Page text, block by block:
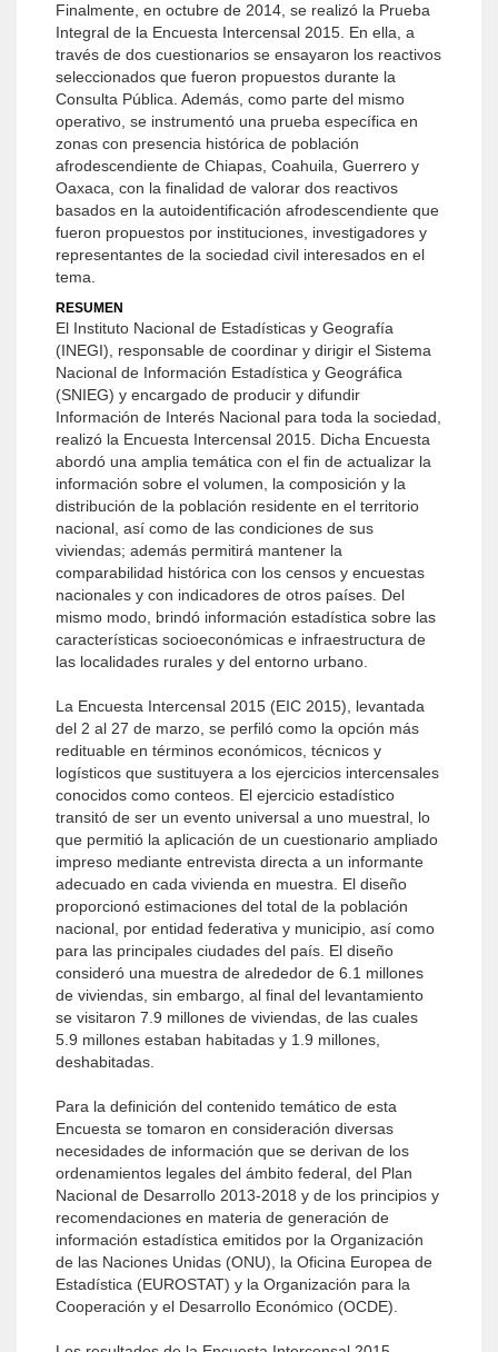
Finalmente, en octubre de 2014, se realizó la Prueba
Integral de la Encuesta Intercensal 2015. En ella, a
través de dos cuestionarios se ensayaron los reactivos
seleccionados que fueron propuestos durante la
Consulta Pública. Además, como parte del mismo
operativo, se instrumentó una prueba específica en
zonas con presencia histórica de población
afrodescendiente de Chiapas, Coahuila, Guerrero y
Oaxaca, con la finalidad de valorar dos reactivos
basados en la autoidentificación afrodescendiente que
fueron propuestos por instituciones, investigadores y
representantes de la sociedad civil interesados en el
tema.
RESUMEN
El Instituto Nacional de Estadísticas y Geografía
(INEGI), responsable de coordinar y dirigir el Sistema
Nacional de Información Estadística y Geográfica
(SNIEG) y encargado de producir y difundir
Información de Interés Nacional para toda la sociedad,
realizó la Encuesta Intercensal 2015. Dicha Encuesta
abordó una amplia temática con el fin de actualizar la
información sobre el volumen, la composición y la
distribución de la población residente en el territorio
nacional, así como de las condiciones de sus
viviendas; además permitirá mantener la
comparabilidad histórica con los censos y encuestas
nacionales y con indicadores de otros países. Del
mismo modo, brindó información estadística sobre las
características socioeconómicas e infraestructura de
las localidades rurales y del entorno urbano.
La Encuesta Intercensal 2015 (EIC 2015), levantada
del 2 al 27 de marzo, se perfiló como la opción más
redituable en términos económicos, técnicos y
logísticos que sustituyera a los ejercicios intercensales
conocidos como conteos. El ejercicio estadístico
transitó de ser un evento universal a uno muestral, lo
que permitió la aplicación de un cuestionario ampliado
impreso mediante entrevista directa a un informante
adecuado en cada vivienda en muestra. El diseño
proporcionó estimaciones del total de la población
nacional, por entidad federativa y municipio, así como
para las principales ciudades del país. El diseño
consideró una muestra de alrededor de 6.1 millones
de viviendas, sin embargo, al final del levantamiento
se visitaron 7.9 millones de viviendas, de las cuales
5.9 millones estaban habitadas y 1.9 millones,
deshabitadas.
Para la definición del contenido temático de esta
Encuesta se tomaron en consideración diversas
necesidades de información que se derivan de los
ordenamientos legales del ámbito federal, del Plan
Nacional de Desarrollo 2013-2018 y de los principios y
recomendaciones en materia de generación de
información estadística emitidos por la Organización
de las Naciones Unidas (ONU), la Oficina Europea de
Estadística (EUROSTAT) y la Organización para la
Cooperación y el Desarrollo Económico (OCDE).